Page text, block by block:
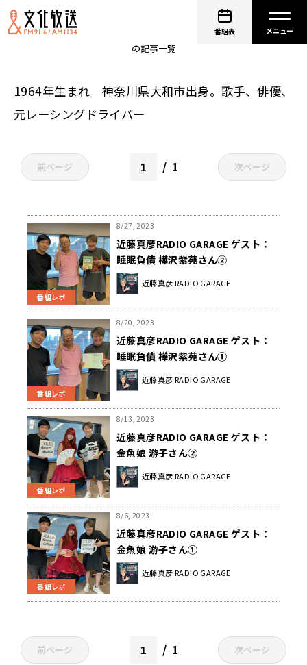
番組表
の記事一覧
1964年生まれ 神奈川県大和市出身。歌手、俳優、
元レーシングドライバー
前ページ 1 次ページ
番組レポ
8/27, 2023
近藤真彦RADIO GARAGE ゲスト：
睡眠負債 樺沢紫苑さん②
近藤真彦 RADIO GARAGE
番組レポ
8/20, 2023
近藤真彦RADIO GARAGE ゲスト：
睡眠負債 樺沢紫苑さん①
近藤真彦 RADIO GARAGE
番組レポ
8/13, 2023
近藤真彦RADIO GARAGE ゲスト：
金魚娘 游子さん②
近藤真彦 RADIO GARAGE
番組レポ
8/6, 2023
近藤真彦RADIO GARAGE ゲスト：
金魚娘 游子さん①
近藤真彦 RADIO GARAGE
前ページ 1 次ページ